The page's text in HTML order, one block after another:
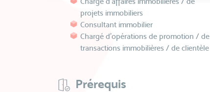
projets immobiliers
Consultant immobilier
Chargé d’opérations de promotion / de
transactions immobilières / de clientèle
Prérequis